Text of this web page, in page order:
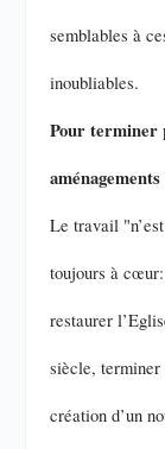
semblables à
inoubliables.
Pour terminer
Le travail
toujours à cœur:
restaurer
siècle, terminer
création d’un